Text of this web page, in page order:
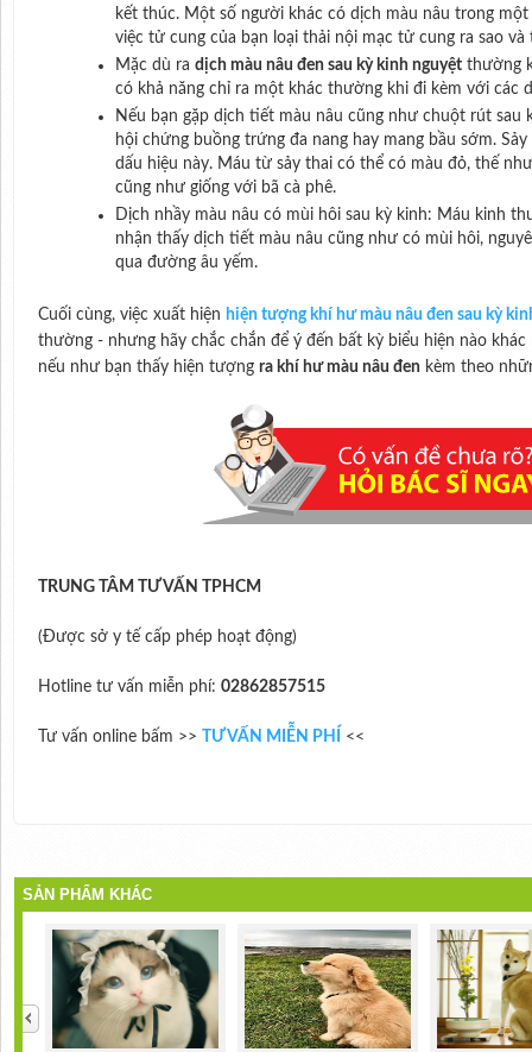
kết thúc. Một số người khác có dịch màu nâu trong
việc tử cung của bạn loại thải nội mạc tử cung ra sao
Mặc dù ra dịch màu nâu đen sau kỳ kinh nguyệtthường
có khả năng chỉ ra một khác thường khi đi kèm với các
Nếu bạn gặp dịch tiết màu nâu cũng như chuột rút sau
hội chứng buồng trứng đa nang hay mang bầu sớm.
dấu hiệu này. Máu từ sảy thai có thể có màu đỏ, thế
cũng như giống với bã cà phê.
Dịch nhầy màu nâu có mùi hôi sau kỳ kinh: Máu kinh
nhận thấy dịch tiết màu nâu cũng như có mùi hôi,
qua đường âu yếm.
Cuối cùng, việc xuất hiện hiện tượng khí hư màu nâu đen sau kỳ
thường - nhưng hãy chắc chắn để ý đến bất kỳ biểu hiện nào khác
nếu như bạn thấy hiện tượng ra khí hư màu nâu đen kèm theo
TRUNG TÂM TƯ VẤN TPHCM
(Được sở y tế cấp phép hoạt động)
Hotline tư vấn miễn phí: 02862857515
Tư vấn online bấm >> TƯ VẤN MIỄN PHÍ <<
SẢN PHẨM KHÁC